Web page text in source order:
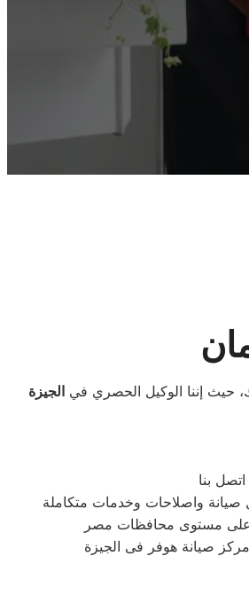
حيث إننا الوكيل الحصري في الجيزة
واصلاحات وخدمات متكاملة
على مستوى محافظات مصر
صيانة هوفر فى الجيزة